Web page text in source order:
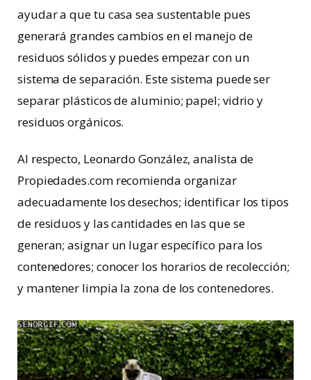
ayudar a que tu casa sea sustentable pues
generará grandes cambios en el manejo de
residuos sólidos y puedes empezar con un
sistema de separación. Este sistema puede ser
separar plásticos de aluminio; papel; vidrio y
residuos orgánicos.
Al respecto, Leonardo González, analista de
Propiedades.com recomienda organizar
adecuadamente los desechos; identificar los tipos
de residuos y las cantidades en las que se
generan; asignar un lugar específico para los
contenedores; conocer los horarios de recolección;
y mantener limpia la zona de los contenedores.